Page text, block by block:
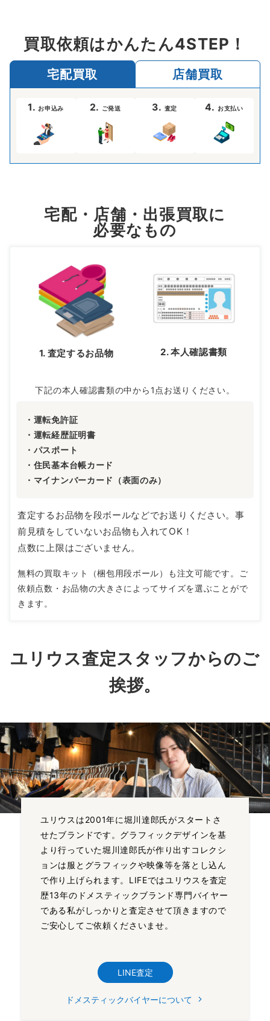
買取依頼はかんたん4STEP！
宅配買取 店舗買取
1.お申込み 2. ご発送 3. 査定 4. お支払い
宅配・店舗・出張買取に
必要なもの
1. 査定するお品物 2. 本人確認書類
下記の本人確認書類の中から1点お送りください。
・運転免許証
・運転経歴証明書
・パスポート
・住民基本台帳カード
・マイナンバーカード（表面のみ）
査定するお品物を段ボールなどでお送りください。事
前見積をしていないお品物も入れてOK！
点数に上限はございません。
無料の買取キット（梱包用段ボール）も注文可能です。ご
依頼点数・お品物の大きさによってサイズを選ぶことがで
きます。
ユリウス査定スタッフからのご
挨拶。
ユリウスは2001年に堀川達郎氏がスタートさ
せたブランドです。グラフィックデザインを基
より行っていた堀川達郎氏が作り出すコレクシ
ョンは服とグラフィックや映像等を落とし込ん
で作り上げられます。LIFEではユリウスを査定
歴13年のドメスティックブランド専門バイヤー
である私がしっかりと査定させて頂きますので
ご安心してご依頼くださいませ。
LINE査定
ドメスティックバイヤーについて